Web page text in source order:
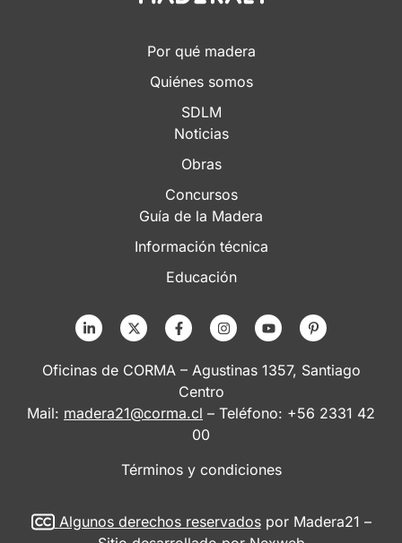
Por qué madera
Quiénes somos
SDLM
Noticias
Obras
Concursos
Guía de la Madera
Información técnica
Educación
Oficinas de CORMA – Agustinas 1357, Santiago
Centro
Mail: madera21@corma.cl – Teléfono: +56 2331 42
00
Términos y condiciones
Algunos derechos reservadospor Madera21 –